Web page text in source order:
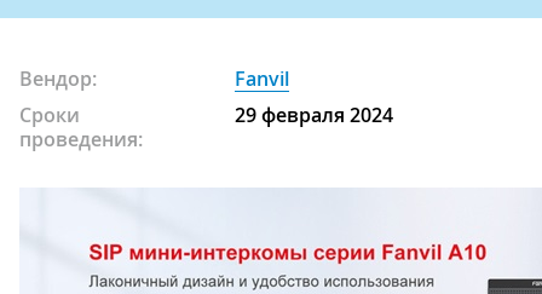
Вендор:
Fanvil
Сроки
проведения:
29 февраля 2024